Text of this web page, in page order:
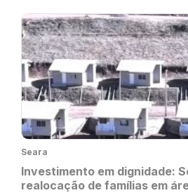
Seara
Investimento em dignidade:
realocação de famílias em